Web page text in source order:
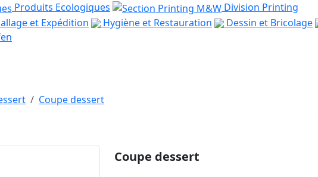
Produits Ecologiques
Division Printing
et Expédition Hygiène et Restauration Dessin et Bricolage
Coupe dessert
Coupe dessert